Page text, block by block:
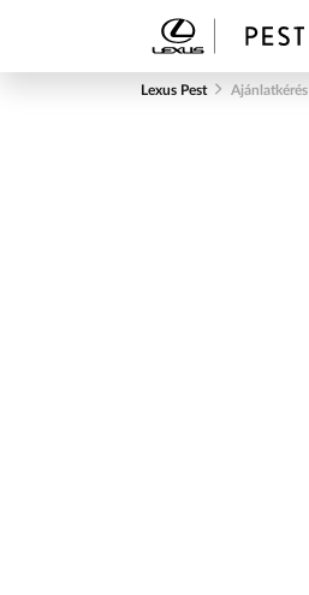
Lexus Pest Ajánlatkérés